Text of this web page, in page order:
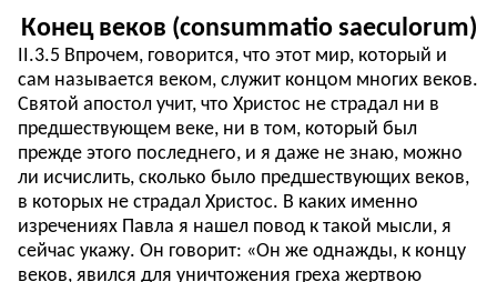
Конец веков (consummatio saeculorum)
II.3.5 Впрочем, говорится, что этот мир, который и
сам называется веком, служит концом многих веков.
Святой апостол учит, что Христос не страдал ни в
предшествующем веке, ни в том, который был
прежде этого последнего, и я даже не знаю, можно
ли исчислить, сколько было предшествующих веков,
в которых не страдал Христос. В каких именно
изречениях Павла я нашел повод к такой мысли, я
сейчас укажу. Он говорит: «Он же однажды, к концу
веков, явился для уничтожения греха жертвою